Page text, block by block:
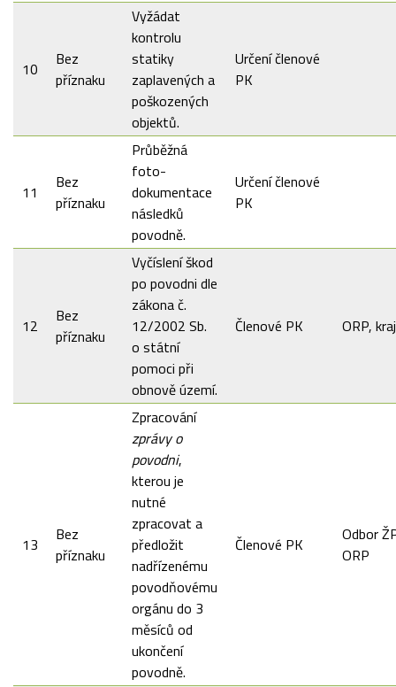
10
Bez
příznaku
Vyžádat
kontrolu
statiky
zaplavených a
poškozených
objektů.
Určení členové
PK
11
Bez
příznaku
Průběžná
foto-
dokumentace
následků
povodně.
Určení členové
PK
12
Bez
příznaku
Vyčíslení škod
po povodni dle
zákona č.
12/2002 Sb.
o státní
pomoci při
obnově území.
Členové PK ORP, kraj
13
Bez
příznaku
Zpracování
zprávy o
povodni,
kterou je
nutné
zpracovat a
předložit
nadřízenému
povodňovému
orgánu do 3
měsíců od
ukončení
povodně.
Členové PK
Odbor
ORP